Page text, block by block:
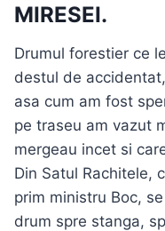
MIRESEI.
Drumul forestier ce
destul de
asa cum am fost
pe traseu am vazut
mergeau incet si
Din Satul Rachitele,
prim ministru Boc,
drum spre stanga,